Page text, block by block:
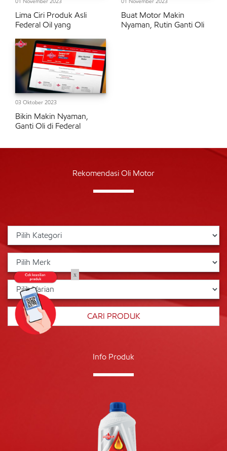
Lima Ciri Produk Asli
Federal Oil yang
Buat Motor Makin
Nyaman, Rutin Ganti Oli
03 Oktober 2023
Bikin Makin Nyaman,
Ganti Oli di Federal
Rekomendasi Oli Motor
Info Produk
x